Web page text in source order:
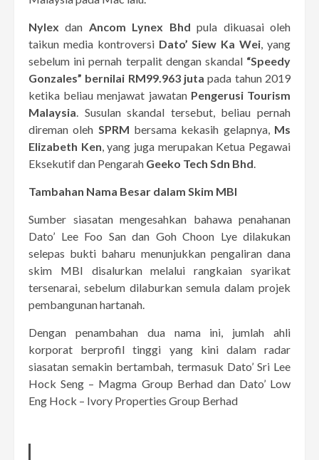
Nylex dan Ancom Lynex Bhd pula dikuasai oleh
taikun media kontroversi Dato’ Siew Ka Wei, yang
sebelum ini pernah terpalit dengan skandal “Speedy
Gonzales” bernilai RM99.963 juta pada tahun 2019
ketika beliau menjawat jawatan Pengerusi Tourism
Malaysia. Susulan skandal tersebut, beliau pernah
direman oleh SPRM bersama kekasih gelapnya, Ms
Elizabeth Ken, yang juga merupakan Ketua Pegawai
Eksekutif dan Pengarah Geeko Tech Sdn Bhd.
Tambahan Nama Besar dalam Skim MBI
Sumber siasatan mengesahkan bahawa penahanan
Dato’ Lee Foo San dan Goh Choon Lye dilakukan
selepas bukti baharu menunjukkan pengaliran dana
skim MBI disalurkan melalui rangkaian syarikat
tersenarai, sebelum dilaburkan semula dalam projek
pembangunan hartanah.
Dengan penambahan dua nama ini, jumlah ahli
korporat berprofil tinggi yang kini dalam radar
siasatan semakin bertambah, termasuk Dato’ Sri Lee
Hock Seng – Magma Group Berhad dan Dato’ Low
Eng Hock – Ivory Properties Group Berhad